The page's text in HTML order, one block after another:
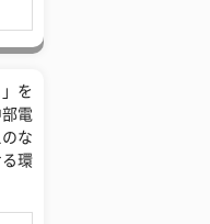
を
電
な
環